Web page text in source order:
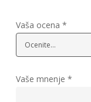
Vaša ocena *
Vaše mnenje *